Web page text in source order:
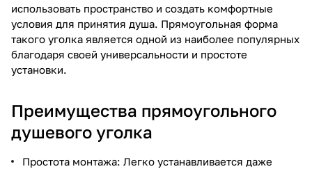
использовать пространство и создать комфортные
условия для принятия душа. Прямоугольная форма
такого уголка является одной из наиболее популярных
благодаря своей универсальности и простоте
установки.
Преимущества прямоугольного
душевого уголка
Простота монтажа: Легко устанавливается даже